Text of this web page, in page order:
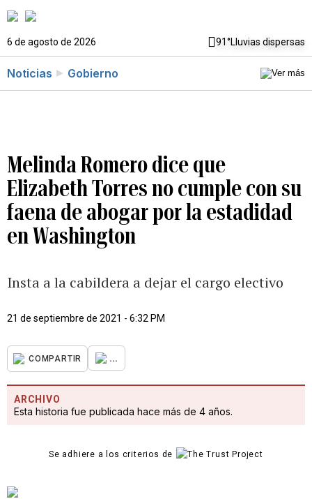
6 de agosto de 2026 91°Lluvias dispersas
Noticias Gobierno
Melinda Romero dice que
Elizabeth Torres no cumple con su
faena de abogar por la estadidad
en Washington
Insta a la cabildera a dejar el cargo electivo
21 de septiembre de 2021 - 6:32 PM
COMPARTIR ...
ARCHIVO
Esta historia fue publicada hace más de 4 años.
Se adhiere a los criterios de